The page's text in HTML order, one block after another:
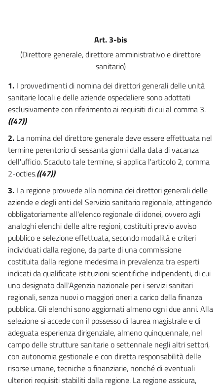
7 quinquies
7 septies
7 octies
8
8 bis
8 ter
8 quater
8 quinquies
8 sexies
8 septies
8 octies
9
9 bis
10
TITOLO III
FINANZIAMENTO
11
12
12 bis
13
Art. 3-bis
(Direttore generale, direttore amministrativo e direttore
sanitario)
1. I provvedimenti di nomina dei direttori generali delle unità
sanitarie locali e delle aziende ospedaliere sono adottati
esclusivamente con riferimento ai requisiti di cui al comma 3.
((47))
2. La nomina del direttore generale deve essere effettuata nel
termine perentorio di sessanta giorni dalla data di vacanza
dell'ufficio. Scaduto tale termine, si applica l'articolo 2, comma
2-octies.((47))
3. La regione provvede alla nomina dei direttori generali delle
aziende e degli enti del Servizio sanitario regionale, attingendo
obbligatoriamente all'elenco regionale di idonei, ovvero agli
analoghi elenchi delle altre regioni, costituiti previo avviso
pubblico e selezione effettuata, secondo modalità e criteri
individuati dalla regione, da parte di una commissione
costituita dalla regione medesima in prevalenza tra esperti
indicati da qualificate istituzioni scientifiche indipendenti, di cui
uno designato dall'Agenzia nazionale per i servizi sanitari
regionali, senza nuovi o maggiori oneri a carico della finanza
pubblica. Gli elenchi sono aggiornati almeno ogni due anni. Alla
selezione si accede con il possesso di laurea magistrale e di
adeguata esperienza dirigenziale, almeno quinquennale, nel
campo delle strutture sanitarie o settennale negli altri settori,
con autonomia gestionale e con diretta responsabilità delle
risorse umane, tecniche o finanziarie, nonché di eventuali
ulteriori requisiti stabiliti dalla regione. La regione assicura,